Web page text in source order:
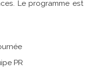
Le programme est
PR